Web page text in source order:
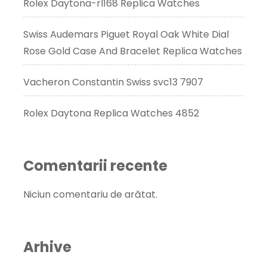
Rolex Daytona-rl168 Replica Watches
Swiss Audemars Piguet Royal Oak White Dial
Rose Gold Case And Bracelet Replica Watches
Vacheron Constantin Swiss svc13 7907
Rolex Daytona Replica Watches 4852
Comentarii recente
Niciun comentariu de arătat.
Arhive